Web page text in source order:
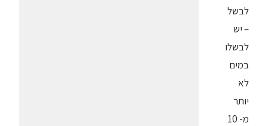
לבשל
– יש
לבשלו
במים
לא
יותר
מ- 10